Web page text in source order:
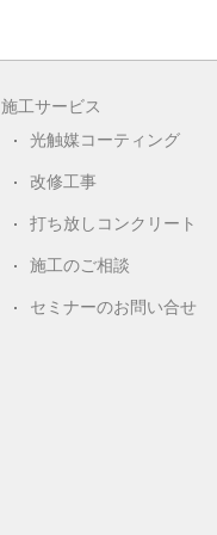
施工サービス
光触媒コーティング
改修工事
打ち放しコンクリート
施工のご相談
セミナーのお問い合せ